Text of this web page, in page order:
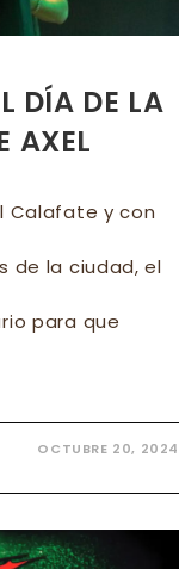
DÍA DE LA
AXEL
Calafate y con
de la ciudad, el
para que
OCTUBRE 20, 2024